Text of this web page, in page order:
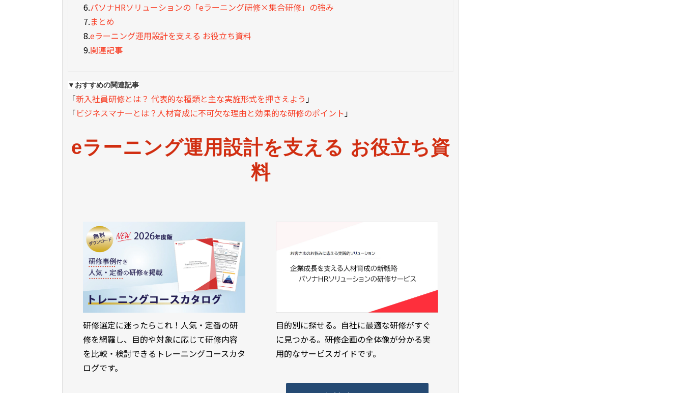
6.パソナHRソリューションの「eラーニング研修×集合研修」の強み
7.まとめ
8.eラーニング運用設計を支える お役立ち資料
9.関連記事
▼おすすめの関連記事
「新入社員研修とは？ 代表的な種類と主な実施形式を押さえよう」
「ビジネスマナーとは？人材育成に不可欠な理由と効果的な研修のポイント」
eラーニング運用設計を支える お役立ち資
料
研修選定に迷ったらこれ！人気・定番の研
修を網羅し、目的や対象に応じて研修内容
を比較・検討できるトレーニングコースカタ
ログです。
目的別に探せる。自社に最適な研修がすぐ
に見つかる。研修企画の全体像が分かる実
用的なサービスガイドです。